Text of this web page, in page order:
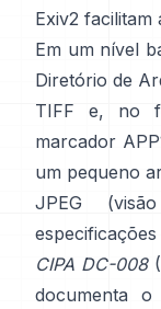
Exiv2 facilitam
Em um nível
Diretório de
TIFF e, no
marcador
um pequeno
JPEG (
especificações
CIPA DC-008
documenta